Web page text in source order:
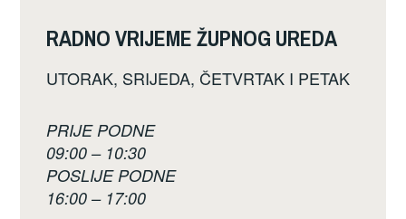
RADNO VRIJEME ŽUPNOG UREDA
UTORAK, SRIJEDA, ČETVRTAK I PETAK
PRIJE PODNE
09:00 – 10:30
POSLIJE PODNE
16:00 – 17:00